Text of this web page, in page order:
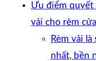
Ưu điểm quyết
vải cho rèm
Rèm vải
nhất, bền